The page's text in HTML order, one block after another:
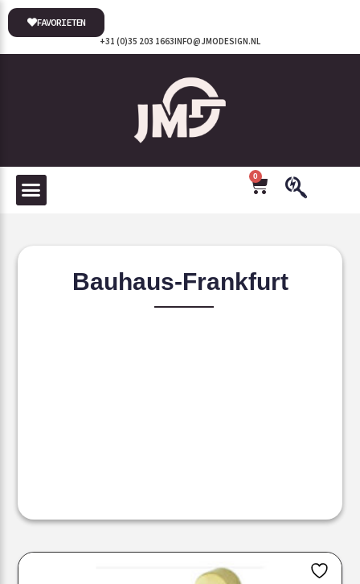
INFO@JMODESIGN.NL
+31 (0)35 203 1663
FAVORIETEN
0
Bauhaus-Frankfurt